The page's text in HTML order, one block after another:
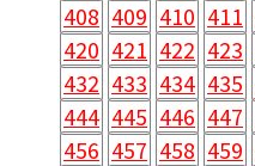
408 409 410 411
420 421 422 423
432 433 434 435
444 445 446 447
456 457 458 459